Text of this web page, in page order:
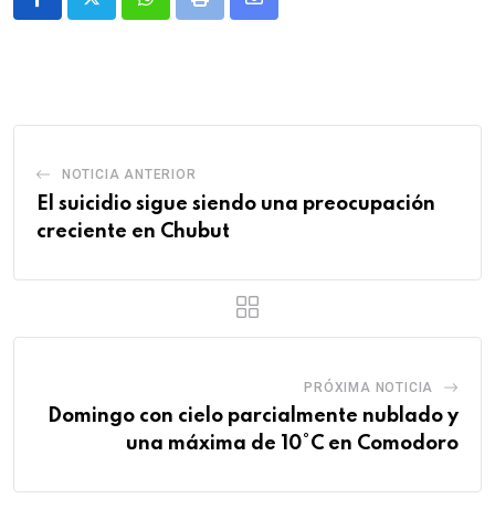
WhatsappPrint
Share
NOTICIA ANTERIOR
El suicidio sigue siendo una preocupación
creciente en Chubut
PRÓXIMA NOTICIA
Domingo con cielo parcialmente nublado y
una máxima de 10°C en Comodoro